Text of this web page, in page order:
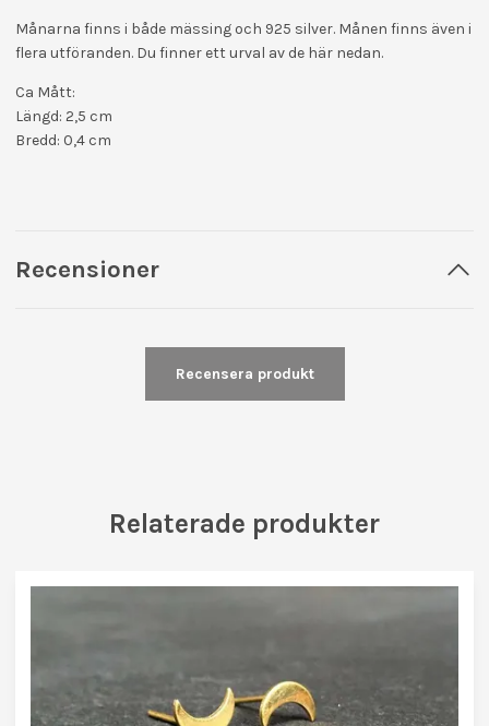
Månarna finns i både mässing och 925 silver. Månen finns även i
flera utföranden. Du finner ett urval av de här nedan.
Ca Mått:
Längd: 2,5 cm
Bredd: 0,4 cm
Recensioner
Recensera produkt
Relaterade produkter